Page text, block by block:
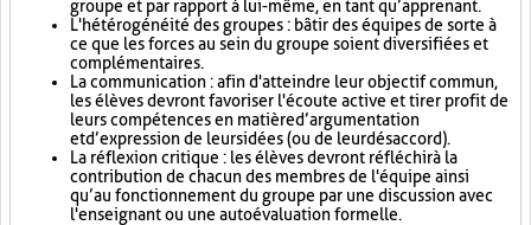
groupe et par rapport à lui-même, en tant qu’apprenant.
L'hétérogénéité des groupes : bâtir des équipes de sorte à
ce que les forces au sein du groupe soient diversifiées et
complémentaires.
La communication : afin d'atteindre leur objectif commun,
les élèves devront favoriser l'écoute active et tirer profit de
leurs compétences en matière d’argumentation
et d’expression de leurs idées (ou de leur désaccord).
La réflexion critique : les élèves devront réfléchir à la
contribution de chacun des membres de l'équipe ainsi
qu’au fonctionnement du groupe par une discussion avec
l'enseignant ou une autoévaluation formelle.